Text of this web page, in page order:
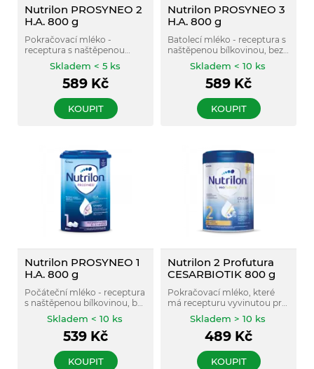
Nutrilon PROSYNEO 2
H.A. 800 g
Pokračovací mléko -
receptura s naštěpenou
bílkovinou, bez palmového
Skladem < 5 ks
589 Kč
KOUPIT
Nutrilon PROSYNEO 3
H.A. 800 g
Batolecí mléko - receptura s
naštěpenou bílkovinou, bez
palmového oleje.
Skladem < 10 ks
589 Kč
KOUPIT
Nutrilon PROSYNEO 1
H.A. 800 g
Počáteční mléko - receptura
s naštěpenou bílkovinou, bez
palmového oleje.
Skladem < 10 ks
539 Kč
KOUPIT
Nutrilon 2 Profutura
CESARBIOTIK 800 g
Pokračovací mléko, které
má recepturu vyvinutou pro
miminka, která se narodila
císařským řezem a
nemohou být kojena.
Skladem > 10 ks
489 Kč
KOUPIT